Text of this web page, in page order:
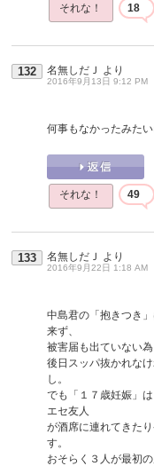
それな！ 18
132 名無しだＪ より
2016年9月13日 9:12 PM
何事もなかったみた
それな！ 49
133 名無しだＪ より
2016年9月22日 1:18 AM
中島君の「抱きつき
来ず、
被害届も出ていない
後日スッパ抜かれな
し。
でも「１７歳妊娠」
エセ友人
が酒席に連れてきた
す。
おそらく３人が最初